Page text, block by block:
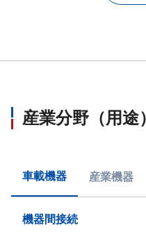
産業分野（用途
車載機器 産業機器
機器間接続